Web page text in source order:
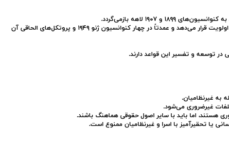
و ۱۹۰۷ لاهه بازمی‌گردد.
• حقوق ژنو که حمایت از غیرنظامیان، اسرا و مجروحان جنگی را در اولویت قرار می‌دهد و عمدتاً در چهار کنوانسیون ژنو ۱۹۴۹ و پروتکل‌های الحاقی آن
در توسعه و تفسیر این قواعد دارند.
به غیرنظامیان.
غیرضروری می‌شود.
هستند، اما باید با سایر اصول حقوقی هماهنگ باشند.
یا تحقیرآمیز با اسرا و غیرنظامیان ممنوع است.